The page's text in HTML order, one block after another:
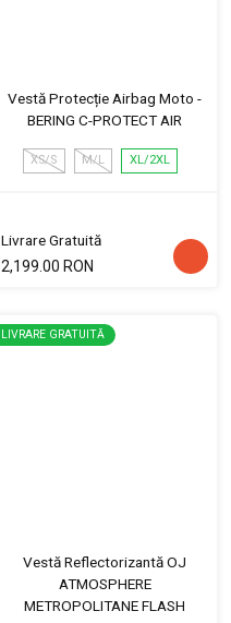
Vestă Protecție Airbag Moto -
BERING C-PROTECT AIR
XS/S M/L XL/2XL
Livrare Gratuită
2,199.00 RON
LIVRARE GRATUITĂ
Vestă Reflectorizantă OJ
ATMOSPHERE
METROPOLITANE FLASH